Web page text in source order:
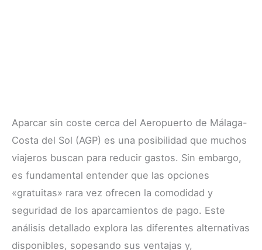
Aparcar sin coste cerca del Aeropuerto de Málaga-
Costa del Sol (AGP) es una posibilidad que muchos
viajeros buscan para reducir gastos. Sin embargo,
es fundamental entender que las opciones
«gratuitas» rara vez ofrecen la comodidad y
seguridad de los aparcamientos de pago. Este
análisis detallado explora las diferentes alternativas
disponibles, sopesando sus ventajas y,